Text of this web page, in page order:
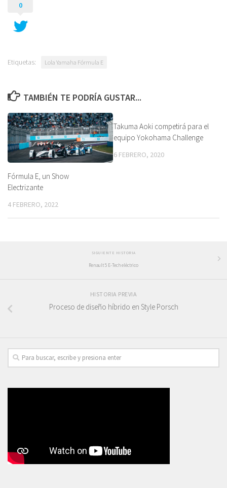
0
Etiquetas: Lola Yamaha Fórmula E
TAMBIÉN TE PODRÍA GUSTAR...
Fórmula E, un Show
Electrizante
4 FEBRERO, 2022
Takuma Aoki competirá para el
equipo Yokohama Challenge
6 FEBRERO, 2020
SIGUIENTE HISTORIA
Renault 5 E-Tech eléctrico
HISTORIA PREVIA
Proceso de diseño híbrido en Style Porsch